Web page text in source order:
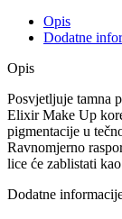
Opis
Dodatne
Opis
Posvjetljuje tamna
Elixir Make Up
pigmentacije u
Ravnomjerno
lice će zablistati
Dodatne